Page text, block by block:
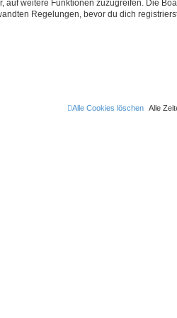
auf weitere Funktionen zuzugreifen. Die
Regelungen, bevor du dich
Alle
Alle Cookies löschen